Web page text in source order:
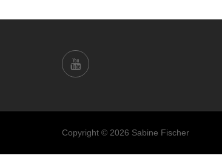
Copyright © 2026 Sabine Fischer